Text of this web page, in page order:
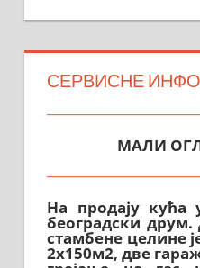
СЕРВИСНЕ
МАЛИ
На продају кућа
стамбене целине
2х150м2, две
грејање на гас
адресе. 063/71-74-